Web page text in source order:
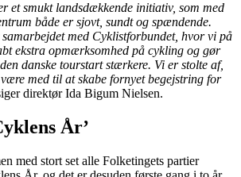
et smukt landsdækkende initiativ, som med
både er sjovt, sundt og spændende.
med Cyklistforbundet, hvor vi på
ekstra opmærksomhed på cykling og gør
danske tourstart stærkere. Vi er stolte af,
med til at skabe fornyet begejstring for
direktør Ida Bigum Nielsen.
År’
med stort set alle Folketingets partier